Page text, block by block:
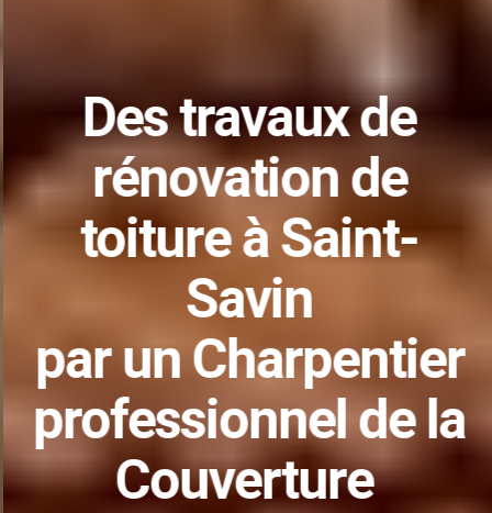
Destravaux de
rénovation de
toitureà Saint-
Savin
par un Charpentier
professionnel de la
Couverture